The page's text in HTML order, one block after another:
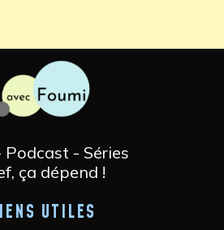
Podcast - Séries
ça dépend !
UTILES